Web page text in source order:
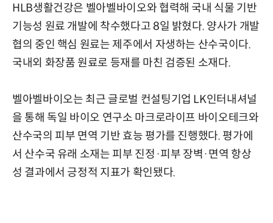
HLB생활건강은 벨아벨바이오와 협력해 국내 식물 기반
기능성 원료 개발에 착수했다고 8일 밝혔다. 양사가 개발
협의 중인 핵심 원료는 제주에서 자생하는 산수국이다.
국내외 화장품 원료로 등재를 마친 검증된 소재다.
벨아벨바이오는 최근 글로벌 컨설팅기업 LK인터내셔널
을 통해 독일 바이오 연구소 마크로라이프 바이오테크와
산수국의 피부 면역 기반 효능 평가를 진행했다. 평가에
서 산수국 유래 소재는 피부 진정·피부 장벽·면역 항상
성 결과에서 긍정적 지표가 확인됐다.